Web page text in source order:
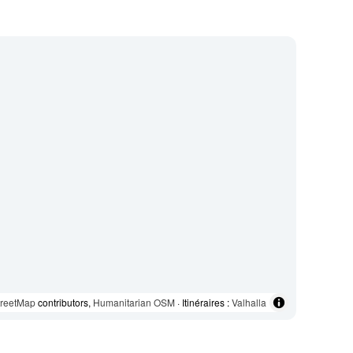
contributors, Humanitarian OSM · Itinéraires :Valhalla